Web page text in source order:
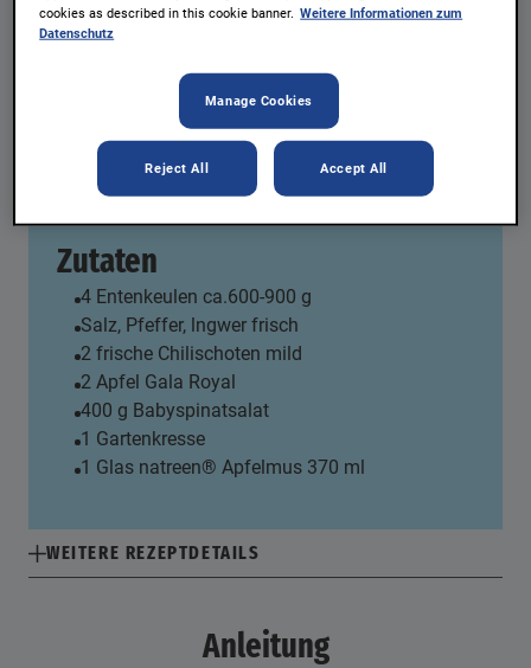
und Kresse
4 Personen
natreen® Apfelmus
REZEPT AUSDRUCKEN
Zutaten
4 Entenkeulen ca.600-900 g
Salz, Pfeffer, lngwer frisch
2 frische Chilischoten mild
2 Apfel Gala Royal
400 g Babyspinatsalat
1 Gartenkresse
1 Glas natreen® Apfelmus 370 ml
WEITERE REZEPTDETAILS
Anleitung
cookies as described in this cookie banner. Weitere Informationen zum
Datenschutz
Manage Cookies
Reject All Accept All